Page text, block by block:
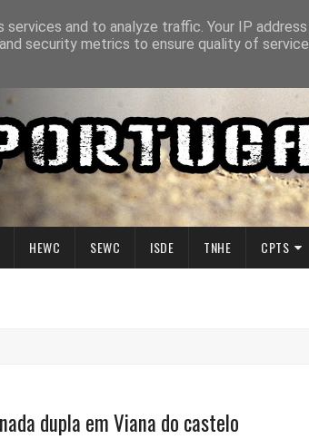
HEWC SEWC ISDE TNHE CPTS
dupla em Viana do castelo
and to analyze traffic. Your IP
security metrics to ensure quality of